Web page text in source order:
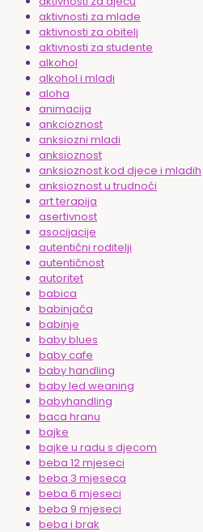
aktivnosti za mlade
aktivnosti za obitelj
aktivnosti za studente
alkohol
alkohol i mladi
aloha
animacija
ankcioznost
anksiozni mladi
anksioznost
anksioznost kod djece i mladih
anksioznost u trudnoći
art terapija
asertivnost
asocijacije
autentični roditelji
autentičnost
autoritet
babica
babinjača
babinje
baby blues
baby cafe
baby handling
baby led weaning
babyhandling
baca hranu
bajke
bajke u radu s djecom
beba 12 mjeseci
beba 3 mjeseca
beba 6 mjeseci
beba 9 mjeseci
beba i brak